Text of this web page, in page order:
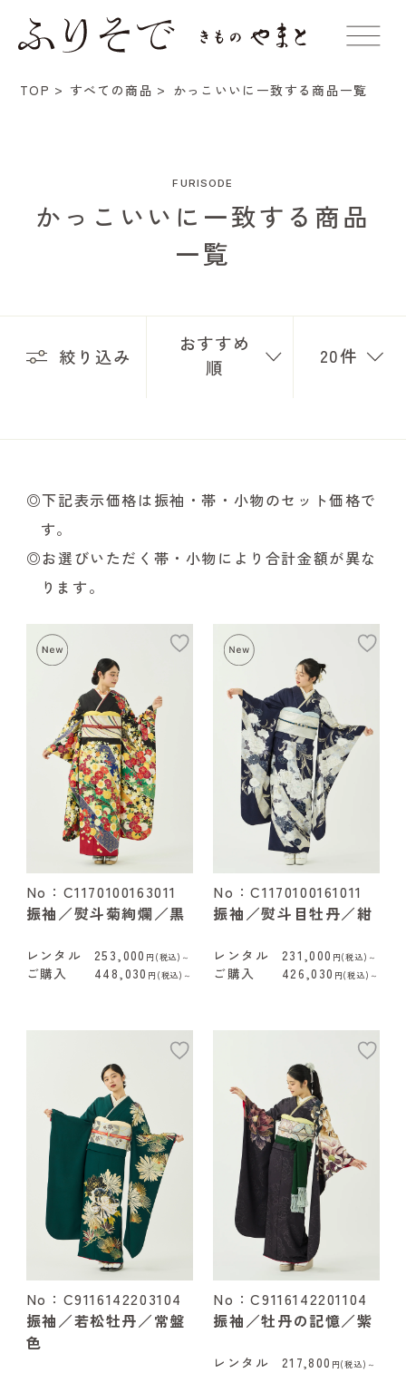
TOP すべての商品 かっこいいに一致する商品一覧
FURISODE
かっこいいに一致する商品
一覧
絞り込み
おすすめ
順
20件
◎下記表示価格は振袖・帯・小物のセット価格で
す。
◎お選びいただく帯・小物により合計金額が異な
ります。
No：C1170100163011
振袖／熨斗菊絢爛／黒
レンタル 253,000 円(税込)～
ご購入 448,030 円(税込)～
No：C1170100161011
振袖／熨斗目牡丹／紺
レンタル 231,000 円(税込)～
ご購入 426,030 円(税込)～
No：C9116142203104
振袖／若松牡丹／常盤
色
No：C9116142201104
振袖／牡丹の記憶／紫
レンタル 217,800 円(税込)～